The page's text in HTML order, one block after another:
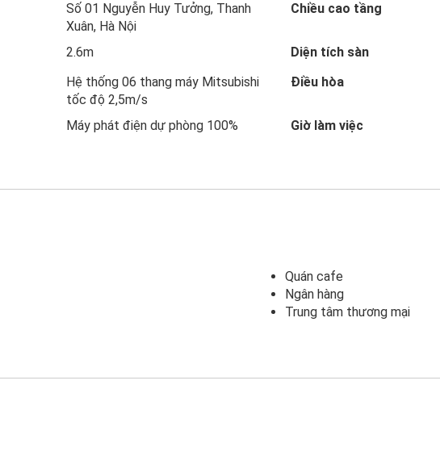
Số 01 Nguyễn Huy Tưởng, Thanh
Xuân, Hà Nội
Chiều cao tầng
2.6m Diện tích sàn
Hệ thống 06 thang máy Mitsubishi
tốc độ 2,5m/s
Điều hòa
Máy phát điện dự phòng 100% Giờ làm việc
Quán cafe
Ngân hàng
Trung tâm thương mại